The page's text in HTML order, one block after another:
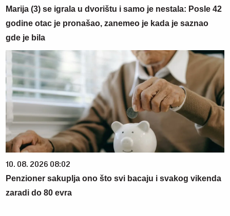
Marija (3) se igrala u dvorištu i samo je nestala: Posle 42
godine otac je pronašao, zanemeo je kada je saznao
gde je bila
10. 08. 2026 08:02
Penzioner sakuplja ono što svi bacaju i svakog vikenda
zaradi do 80 evra